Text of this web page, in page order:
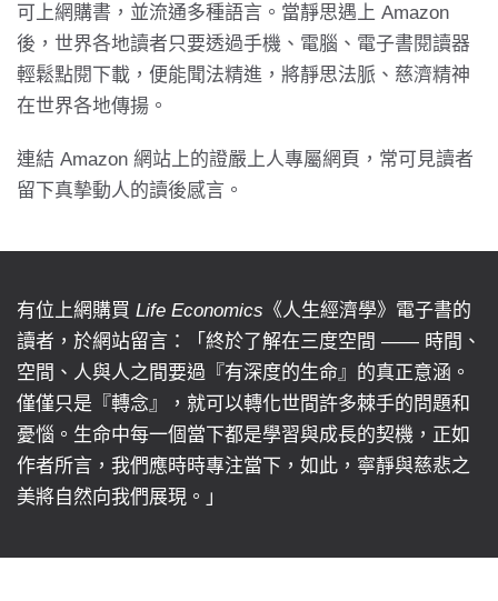
可上網購書，並流通多種語言。當靜思遇上 Amazon
後，世界各地讀者只要透過手機、電腦、電子書閱讀器
輕鬆點閱下載，便能聞法精進，將靜思法脈、慈濟精神
在世界各地傳揚。
連結 Amazon 網站上的證嚴上人專屬網頁，常可見讀者
留下真摰動人的讀後感言。
有位上網購買 Life Economics 《人生經濟學》電子書的
讀者，於網站留言：「終於了解在三度空間 —— 時間、
空間、人與人之間要過『有深度的生命』的真正意涵。
僅僅只是『轉念』，就可以轉化世間許多棘手的問題和
憂惱。生命中每一個當下都是學習與成長的契機，正如
作者所言，我們應時時專注當下，如此，寧靜與慈悲之
美將自然向我們展現。」